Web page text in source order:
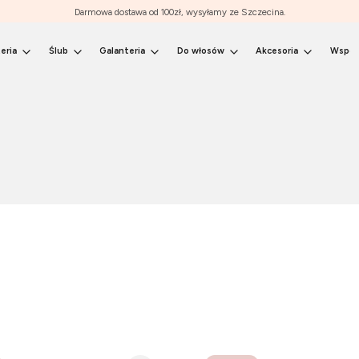
Darmowa dostawa od 100zł, wysyłamy ze Szczecina.
Ślub Galanteria Do włosów Akcesoria